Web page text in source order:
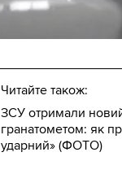
Читайте також:
ЗСУ отримали
гранатометом: як
ударний» (ФОТО)